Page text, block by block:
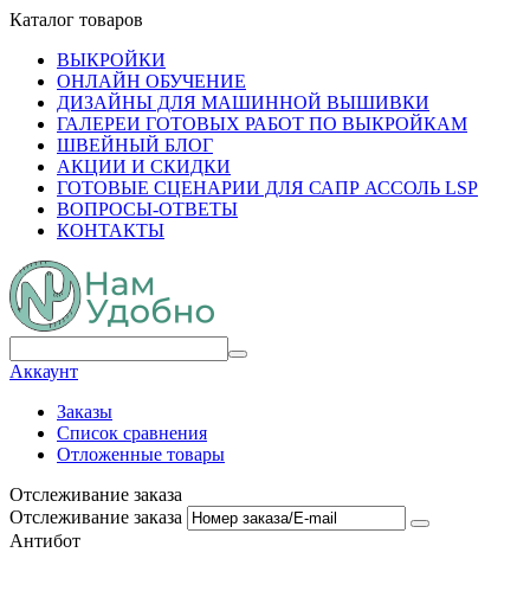
Каталог товаров
ВЫКРОЙКИ
ОНЛАЙН ОБУЧЕНИЕ
ДИЗАЙНЫ ДЛЯ МАШИННОЙ ВЫШИВКИ
ГАЛЕРЕИ ГОТОВЫХ РАБОТ ПО ВЫКРОЙКАМ
ШВЕЙНЫЙ БЛОГ
АКЦИИ И СКИДКИ
ГОТОВЫЕ СЦЕНАРИИ ДЛЯ САПР АССОЛЬ LSP
ВОПРОСЫ-ОТВЕТЫ
КОНТАКТЫ
Аккаунт
Заказы
Список сравнения
Отложенные товары
Отслеживание заказа
Отслеживание заказа
Антибот